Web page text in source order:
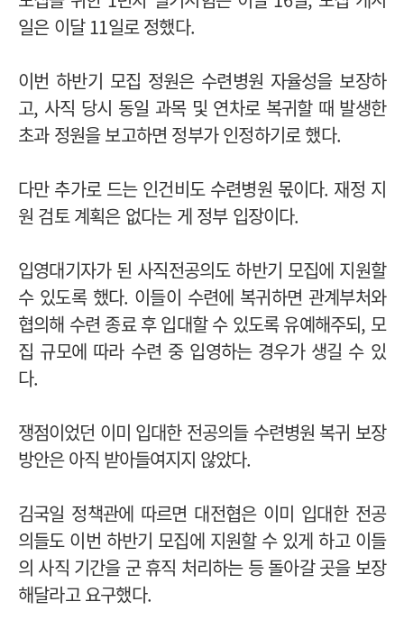
일은 이달 11일로 정했다.
이번 하반기 모집 정원은 수련병원 자율성을 보장하
고, 사직 당시 동일 과목 및 연차로 복귀할 때 발생한
초과 정원을 보고하면 정부가 인정하기로 했다.
다만 추가로 드는 인건비도 수련병원 몫이다. 재정 지
원 검토 계획은 없다는 게 정부 입장이다.
입영대기자가 된 사직전공의도 하반기 모집에 지원할
수 있도록 했다. 이들이 수련에 복귀하면 관계부처와
협의해 수련 종료 후 입대할 수 있도록 유예해주되, 모
집 규모에 따라 수련 중 입영하는 경우가 생길 수 있
다.
쟁점이었던 이미 입대한 전공의들 수련병원 복귀 보장
방안은 아직 받아들여지지 않았다.
김국일 정책관에 따르면 대전협은 이미 입대한 전공
의들도 이번 하반기 모집에 지원할 수 있게 하고 이들
의 사직 기간을 군 휴직 처리하는 등 돌아갈 곳을 보장
해달라고 요구했다.